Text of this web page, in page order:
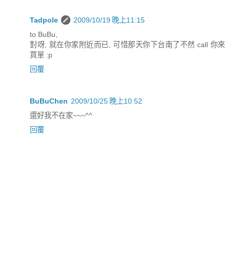
Tadpole
2009/10/19 晚上11:15
to BuBu,
對呀, 就在你家附近而已, 可惜那天你下台南了不然 call 你來
買單 :p
回覆
BuBuChen 2009/10/25 晚上10:52
還好我不在家~~~^^
回覆